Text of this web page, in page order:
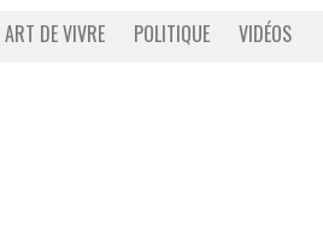
ART DE VIVRE POLITIQUE VIDÉOS